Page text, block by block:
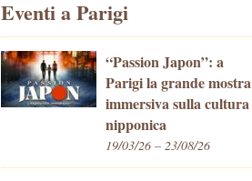
Eventi a Parigi
“Passion Japon”: a
Parigi la grande mostra
immersiva sulla cultura
nipponica
19/03/26 – 23/08/26